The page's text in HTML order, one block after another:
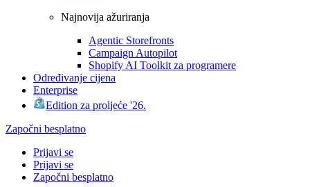
Najnovija ažuriranja
Agentic Storefronts
Campaign Autopilot
Shopify AI Toolkit za programere
Određivanje cijena
Enterprise
Edition za proljeće '26.
Započni besplatno
Prijavi se
Prijavi se
Započni besplatno